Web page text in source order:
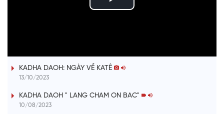
P
a
V
KADHA DAOH: NGÀY VỀ KATÊ
13/10/2023
KADHA DAOH " LANG CHAM ON BAC"
10/08/2023